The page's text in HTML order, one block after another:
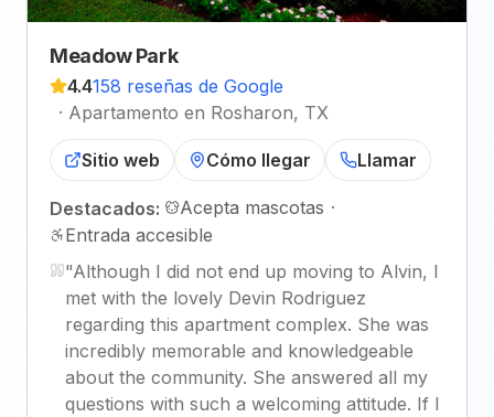
Meadow Park
4.4158 reseñas de Google
· Apartamento en Rosharon, TX
Sitio web Cómo llegar Llamar
Destacados: Acepta mascotas ·
Entrada accesible
"Although I did not end up moving to Alvin, I
met with the lovely Devin Rodriguez
regarding this apartment complex. She was
incredibly memorable and knowledgeable
about the community. She answered all my
questions with such a welcoming attitude. If I